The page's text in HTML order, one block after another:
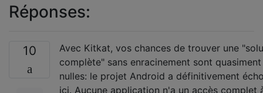
Réponses:
10
Avec Kitkat, vos chances de trouver une
complète" sans enracinement sont quasiment
nulles: le projet Android a définitivement
ici. Aucune application n'a un accès complet